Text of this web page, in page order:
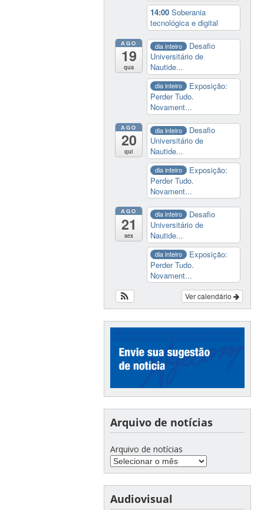
14:00Soberania
tecnológica e digital
AGO
19
qua
dia inteiro
Desafio
Universitário de
Nautide...
dia inteiro
Exposição:
Perder Tudo.
Novament...
AGO
20
qui
dia inteiro
Desafio
Universitário de
Nautide...
dia inteiro
Exposição:
Perder Tudo.
Novament...
AGO
21
sex
dia inteiro
Desafio
Universitário de
Nautide...
dia inteiro
Exposição:
Perder Tudo.
Novament...
Ver calendário
Arquivo de notícias
Arquivo de notícias
Audiovisual